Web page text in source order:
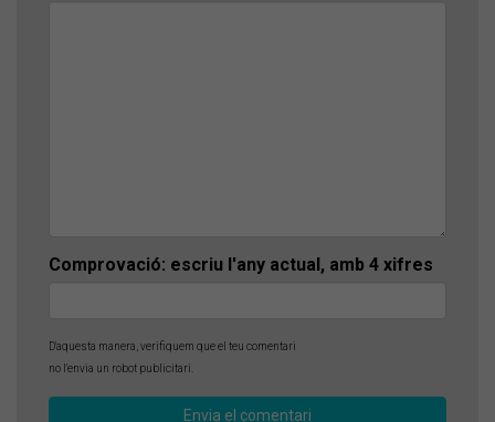
Comprovació: escriu l'any actual, amb 4 xifres
D'aquesta manera, verifiquem que el teu comentari
no l'envia un robot publicitari.